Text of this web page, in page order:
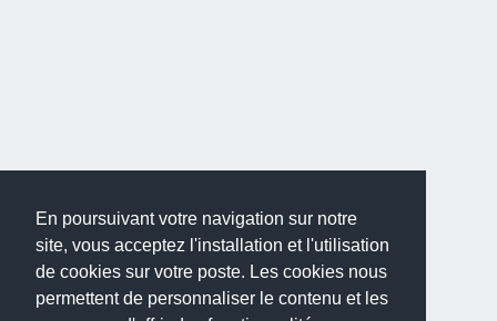
En poursuivant votre navigation sur notre
site, vous acceptez l'installation et l'utilisation
de cookies sur votre poste. Les cookies nous
permettent de personnaliser le contenu et les